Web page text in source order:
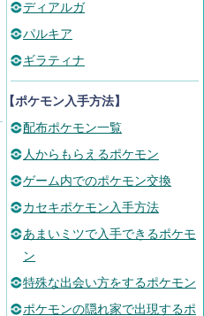
ディアルガ
パルキア
ギラティナ
【ポケモン入手方法】
配布ポケモン一覧
人からもらえるポケモン
ゲーム内でのポケモン交換
カセキポケモン入手方法
あまいミツで入手できるポケモ
ン
特殊な出会い方をするポケモン
ポケモンの隠れ家で出現するポ